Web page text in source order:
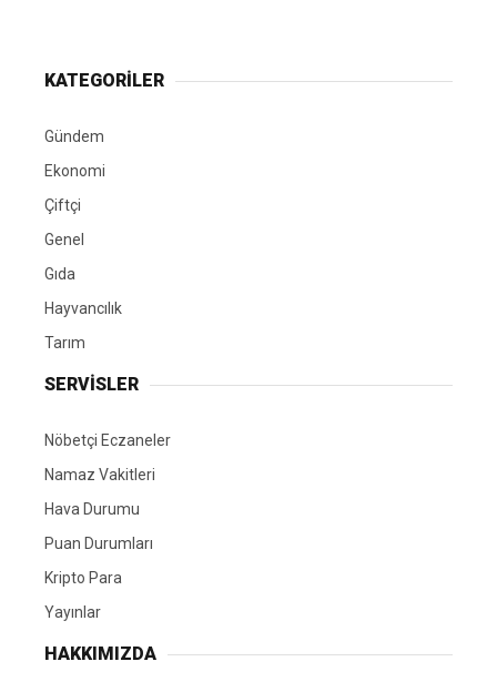
KATEGORİLER
Gündem
Ekonomi
Çiftçi
Genel
Gıda
Hayvancılık
Tarım
SERVİSLER
Nöbetçi Eczaneler
Namaz Vakitleri
Hava Durumu
Puan Durumları
Kripto Para
Yayınlar
HAKKIMIZDA